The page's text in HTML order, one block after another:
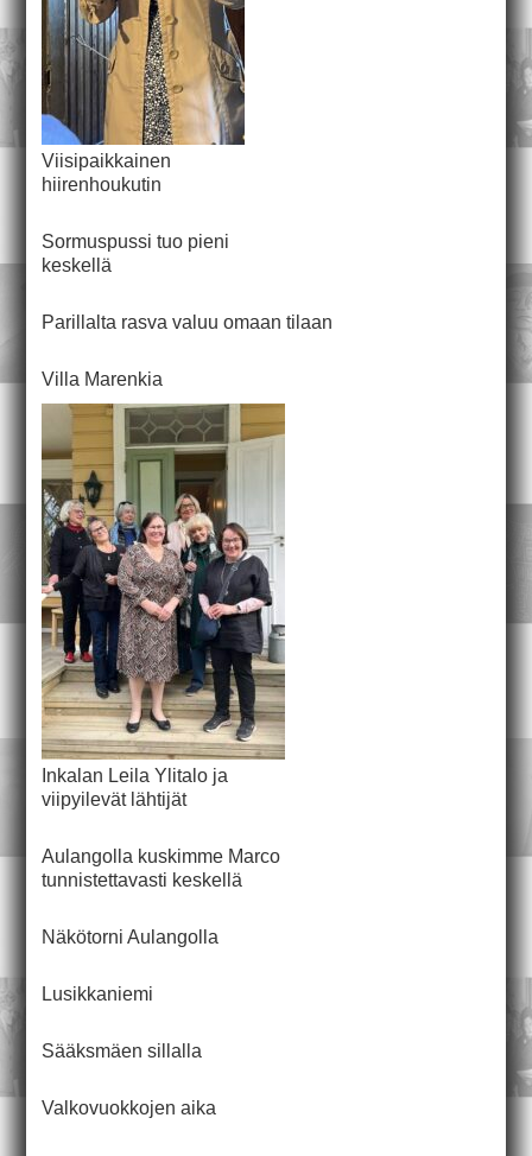
Viisipaikkainen
hiirenhoukutin
Sormuspussi tuo pieni
keskellä
Parillalta rasva valuu omaan tilaan
Villa Marenkia
Inkalan Leila Ylitalo ja
viipyilevät lähtijät
Aulangolla kuskimme Marco
tunnistettavasti keskellä
Näkötorni Aulangolla
Lusikkaniemi
Sääksmäen sillalla
Valkovuokkojen aika